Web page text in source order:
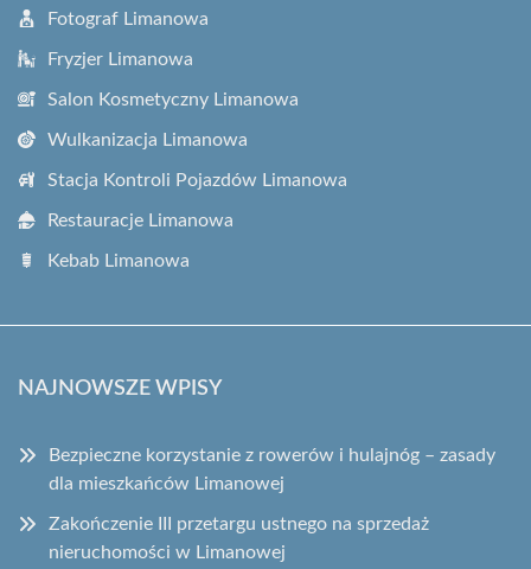
Fotograf Limanowa
Fryzjer Limanowa
Salon Kosmetyczny Limanowa
Wulkanizacja Limanowa
Stacja Kontroli Pojazdów Limanowa
Restauracje Limanowa
Kebab Limanowa
NAJNOWSZE WPISY
Bezpieczne korzystanie z rowerów i hulajnóg – zasady
dla mieszkańców Limanowej
Zakończenie III przetargu ustnego na sprzedaż
nieruchomości w Limanowej